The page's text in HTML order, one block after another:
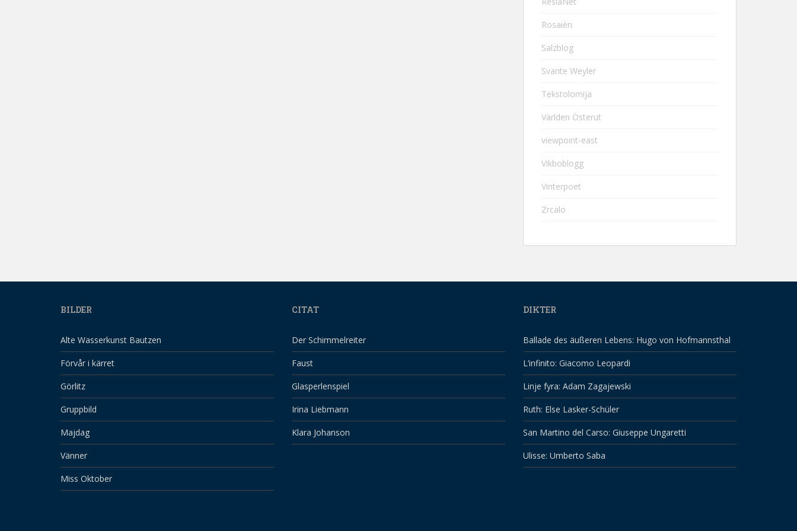
Rosaièn
Salzblog
Svante Weyler
Tekstolomija
Världen Österut
viewpoint-east
Vikboblogg
Vinterpoet
Zrcalo
BILDER
Alte Wasserkunst Bautzen
Förvår i kärret
Görlitz
Gruppbild
Majdag
Vänner
Miss Oktober
CITAT
Der Schimmelreiter
Faust
Glasperlenspiel
Irina Liebmann
Klara Johanson
DIKTER
Ballade des äußeren Lebens: Hugo von Hofmannsthal
L’infinito: Giacomo Leopardi
Linje fyra: Adam Zagajewski
Ruth: Else Lasker-Schüler
San Martino del Carso: Giuseppe Ungaretti
Ulisse: Umberto Saba